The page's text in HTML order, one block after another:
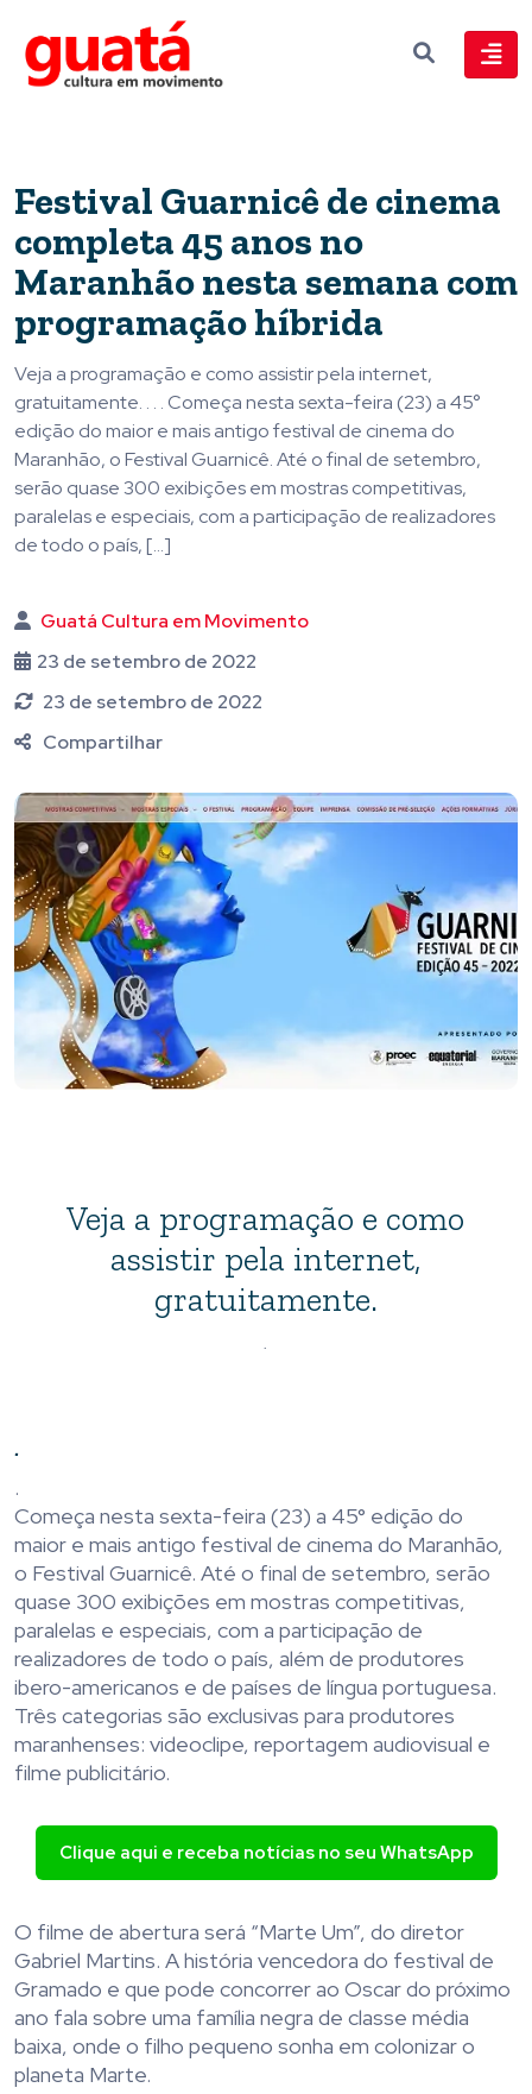
Festival Guarnicê de cinema
completa 45 anos no
Maranhão nesta semana com
programação híbrida
Veja a programação e como assistir pela internet,
gratuitamente. . . . Começa nesta sexta-feira (23) a 45°
edição do maior e mais antigo festival de cinema do
Maranhão, o Festival Guarnicê. Até o final de setembro,
serão quase 300 exibições em mostras competitivas,
paralelas e especiais, com a participação de realizadores
de todo o país, […]
Guatá Cultura em Movimento
23 de setembro de 2022
23 de setembro de 2022
Compartilhar
Veja a programação e como
assistir pela internet,
gratuitamente.
.
.
.
Começa nesta sexta-feira (23) a 45° edição do
maior e mais antigo festival de cinema do Maranhão,
o Festival Guarnicê. Até o final de setembro, serão
quase 300 exibições em mostras competitivas,
paralelas e especiais, com a participação de
realizadores de todo o país, além de produtores
ibero-americanos e de países de língua portuguesa.
Três categorias são exclusivas para produtores
maranhenses: videoclipe, reportagem audiovisual e
filme publicitário.
Clique aqui e receba notícias no seu WhatsApp
O filme de abertura será “Marte Um”, do diretor
Gabriel Martins. A história vencedora do festival de
Gramado e que pode concorrer ao Oscar do próximo
ano fala sobre uma família negra de classe média
baixa, onde o filho pequeno sonha em colonizar o
planeta Marte.